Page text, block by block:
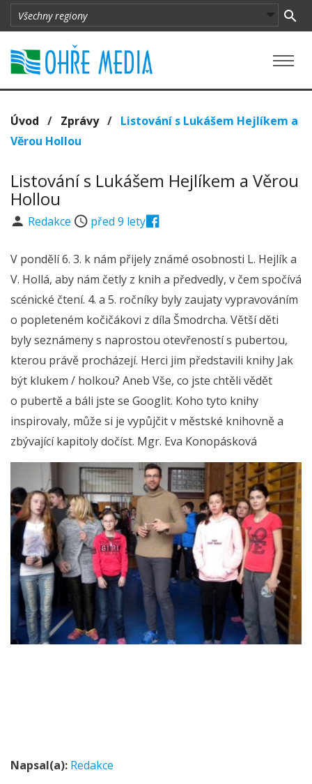
Úvod / Zprávy/ Listování s Lukášem Hejlíkem a
Věrou Hollou
Listování s Lukášem Hejlíkem a Věrou
Hollou
Redakce před 9 lety
V pondělí 6. 3. k nám přijely známé osobnosti L. Hejlík a
V. Hollá, aby nám četly z knih a předvedly, v čem spočívá
scénické čtení. 4. a 5. ročníky byly zaujaty vypravováním
o popleteném kočičákovi z díla Šmodrcha. Větší děti
byly seznámeny s naprostou otevřeností s pubertou,
kterou právě procházejí. Herci jim představili knihy Jak
být klukem / holkou? Aneb Vše, co jste chtěli vědět
o pubertě a báli jste se Googlit. Koho tyto knihy
inspirovaly, může si je vypůjčit v městské knihovně a
zbývající kapitoly dočíst. Mgr. Eva Konopásková
Napsal(a): Redakce